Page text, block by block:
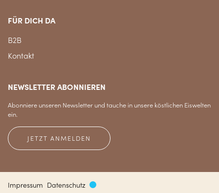
FÜR DICH DA
B2B
Kontakt
NEWSLETTER ABONNIEREN
Abonniere unseren Newsletter und tauche in unsere köstlichen Eiswelten
ein.
JETZT ANMELDEN
Impressum Datenschutz